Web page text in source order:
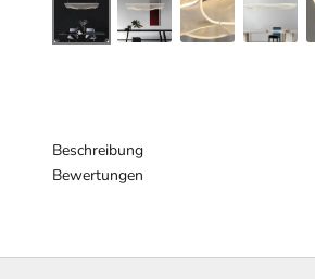
Beschreibung
Bewertungen